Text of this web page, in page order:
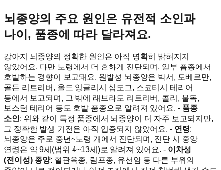
뇌종양의 주요 원인은 유전적 소인과
나이, 품종에 따라 달라져요.
강아지 뇌종양의 정확한 원인은 아직 명확히 밝혀지지
않았어요. 다만 노령에서 더 흔하게 진단되며, 일부 품종에서
호발하는 경향이 보고돼요. 원발성 뇌종양은 박서, 도베르만,
골든 리트리버, 올드 잉글리시 십도그, 스코티시 테리어
등에서 보고되며, 그 밖에 래브라도 리트리버, 콜리, 불독,
보스턴 테리어 등도 호발 품종으로 알려져 있어요. - 품종
소인: 위와 같이 특정 품종에서 뇌종양이 더 자주 보고되지만,
그 정확한 발생 기전은 아직 입증되지 않았어요. - 연령:
뇌종양은 주로 중년~노령 개에서 진단되며, 진단 시 중앙
연령은 약 9세(범위 4~13세)로 알려져 있어요. - 이차성
(전이성) 종양: 혈관육종, 림프종, 유선암 등 다른 부위의